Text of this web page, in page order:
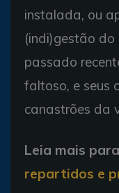
instalada, ou
(indi)gestão do
passado
faltoso, e seus
canastrões da
Leia mais
repartidos e